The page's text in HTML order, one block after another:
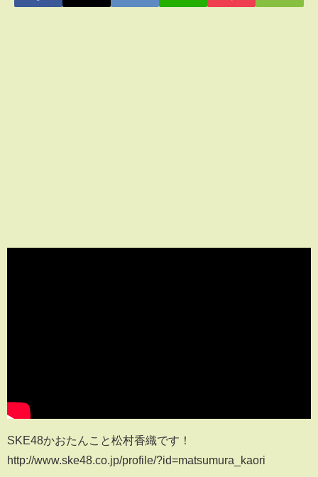
SKE48かおたんこと松村香織です！
http://www.ske48.co.jp/profile/?id=matsumura_kaori